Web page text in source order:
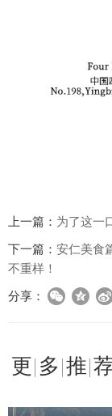
上一篇： 为了这一
下一篇： 安仁美食
不重样！
分享：
更多推